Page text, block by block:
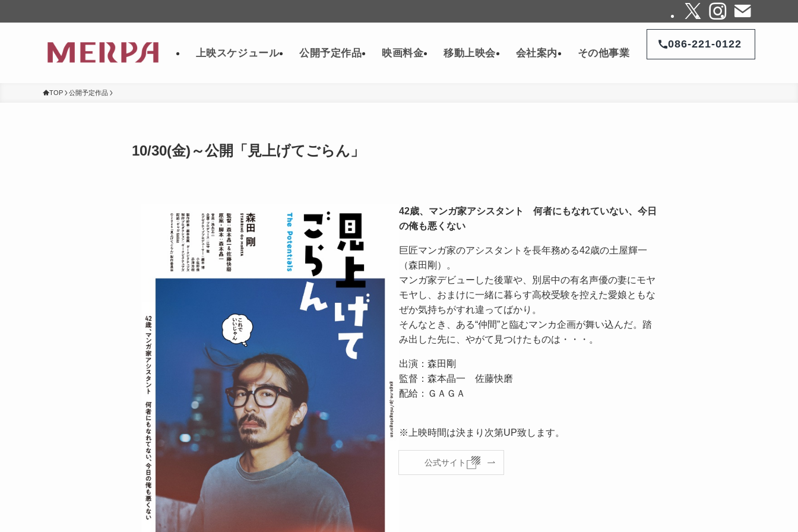
上映スケジュール 公開予定作品 映画料金 移動上映会 会社案内 その他事業
086-221-0122
TOP 公開予定作品
10/30(金)～公開「見上げてごらん」
42歳、マンガ家アシスタント 何者にもなれていない、今日
の俺も悪くない
巨匠マンガ家のアシスタントを長年務める42歳の土屋輝一
（森田剛）。
マンガ家デビューした後輩や、別居中の有名声優の妻にモヤ
モヤし、おまけに一緒に暮らす高校受験を控えた愛娘ともな
ぜか気持ちがすれ違ってばかり。
そんなとき、ある“仲間”と臨むマンカ企画が舞い込んだ。踏
み出した先に、やがて見つけたものは・・・。
出演：森田剛
監督：森本晶一 佐藤快磨
配給：ＧＡＧＡ
※上映時間は決まり次第UP致します。
公式サイト